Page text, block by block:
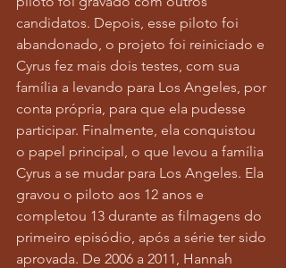
candidatos. Depois, esse piloto foi
abandonado, o projeto foi reiniciado e
Cyrus fez mais dois testes, com sua
família a levando para Los Angeles, por
conta própria, para que ela pudesse
participar. Finalmente, ela conquistou
o papel principal, o que levou a família
Cyrus a se mudar para Los Angeles. Ela
gravou o piloto aos 12 anos e
completou 13 durante as filmagens do
primeiro episódio, após a série ter sido
aprovada. De 2006 a 2011, Hannah